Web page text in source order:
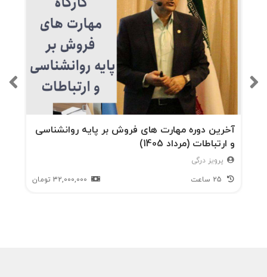
آخرین دوره مهارت های فروش بر پایه روانشناسی
و ارتباطات (مرداد 1405)
پرویز درگی
32,000,000 تومان